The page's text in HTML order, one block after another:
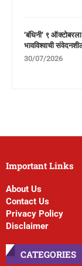
‘बंधिनी’ ९
भावविश्वाची
30/07/2026
Important Links
About Us
Contact Us
Privacy Policy
Disclaimer
CATEGORIES